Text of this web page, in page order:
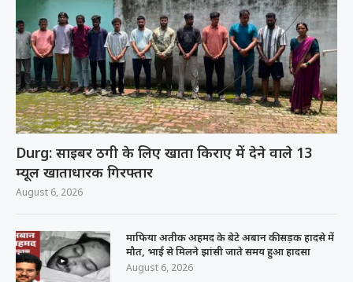
Durg: साइबर ठगी के लिए खाता किराए में देने वाले 13
म्यूल खाताधारक गिरफ्तार
August 6, 2026
माफिया अतीक अहमद के बेटे अबान की सड़क हादसे में
मौत, भाई से मिलने झांसी जाते समय हुआ हादसा
August 6, 2026